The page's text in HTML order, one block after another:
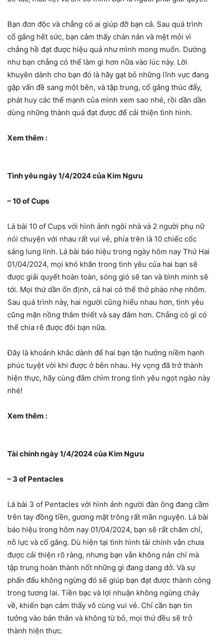
Bạn đơn độc và chẳng có ai giúp đỡ bạn cả. Sau quá trình
cố gắng hết sức, bạn cảm thấy chán nản và mệt mỏi vì
chẳng hề đạt được hiệu quả như mình mong muốn. Dường
như bạn chẳng có thể làm gì hơn nữa vào lúc này. Lời
khuyên dành cho bạn đó là hãy gạt bỏ những lĩnh vực đang
gặp vấn đề sang một bên, và tập trung, cố gắng thúc đẩy,
phát huy các thế mạnh của mình xem sao nhé, rồi dần dần
dùng những thành quả đạt được để cải thiện tình hình.
Xem thêm :
Tình yêu ngày 1/4/2024 của Kim Ngưu
– 10 of Cups
Lá bài 10 of Cups với hình ảnh ngôi nhà và 2 người phụ nữ
nói chuyện với nhau rất vui vẻ, phía trên là 10 chiếc cốc
sáng lung linh. Lá bài báo hiệu trong ngày hôm nay Thứ Hai
01/04/2024, mọi khó khăn trong tình yêu của hai bạn sẽ
được giải quyết hoàn toàn, sóng gió sẽ tan và bình minh sẽ
tới. Mọi thứ dần ổn định, cả hai có thể thở phào nhẹ nhõm.
Sau quá trình này, hai người cũng hiểu nhau hơn, tình yêu
cũng mặn nồng thắm thiết và say đắm hơn. Chẳng có gì có
thể chia rẽ được đôi bạn nữa.
Đây là khoảnh khắc dành để hai bạn tận hưởng niềm hạnh
phúc tuyệt vời khi được ở bên nhau. Hy vọng đã trở thành
hiện thực, hãy cùng đắm chìm trong tình yêu ngọt ngào này
nhé!
Xem thêm :
Tài chính ngày 1/4/2024 của Kim Ngưu
– 3 of Pentacles
Lá bài 3 of Pentacles với hình ảnh người đàn ông đang cầm
trên tay đồng tiền, gương mặt trông rất mãn nguyện. Lá bài
báo hiệu trong hôm nay 01/04/2024, bạn sẽ rất chăm chỉ,
nỗ lực và cố gắng. Dù hiện tại tình hình tài chính vẫn chưa
được cải thiện rõ ràng, nhưng bạn vẫn không nản chí mà
tập trung hoàn thành nốt những gì đang dang dở. Và sự
phấn đấu không ngừng đó sẽ giúp bạn đạt được thành công
trong tương lai. Tiền bạc và lợi nhuận không ngừng chảy
về, khiến bạn cảm thấy vô cùng vui vẻ. Chỉ cần bạn tin
tưởng vào bản thân và không từ bỏ, mọi thứ đều sẽ trở
thành hiện thực.